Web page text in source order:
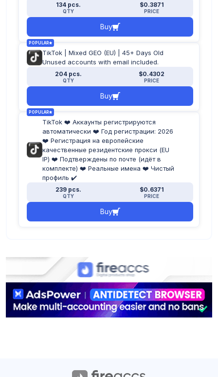
134 pcs.
QTY
$0.3871
PRICE
Buy
POPULAR
TikTok | Mixed GEO (EU) | 45+ Days Old
Unused accounts with email included.
204 pcs.
QTY
$0.4302
PRICE
Buy
POPULAR
TikTok ❤️ Аккаунты регистрируются
автоматически ❤️ Год регистрации: 2026
❤️ Регистрация на европейские
качественные резидентские прокси (EU
IP) ❤️ Подтверждены по почте (идёт в
комплекте) ❤️ Реальные имена ❤️ Чистый
профиль ✔️
239 pcs.
QTY
$0.6371
PRICE
Buy